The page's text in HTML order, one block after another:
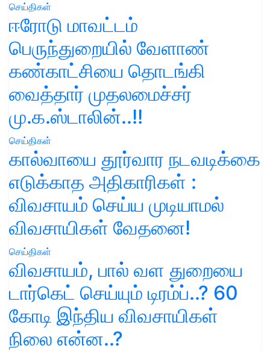
செய்திகள்
ஈரோடு மாவட்டம்
பெருந்துறையில் வேளாண்
கண்காட்சியை தொடங்கி
வைத்தார் முதலமைச்சர்
மு.க.ஸ்டாலின்..!!
செய்திகள்
கால்வாயை தூர்வார நடவடிக்கை
எடுக்காத அதிகாரிகள் :
விவசாயம் செய்ய முடியாமல்
விவசாயிகள் வேதனை!
செய்திகள்
விவசாயம், பால் வள துறையை
டார்கெட் செய்யும் டிரம்ப்..? 60
கோடி இந்திய விவசாயிகள்
நிலை என்ன..?